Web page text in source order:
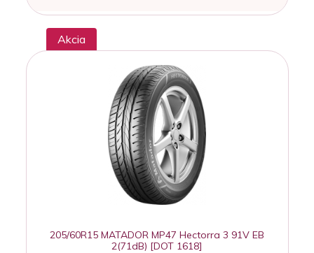
Akcia
205/60R15 MATADOR MP47 Hectorra 3 91V EB
2(71dB) [DOT 1618]